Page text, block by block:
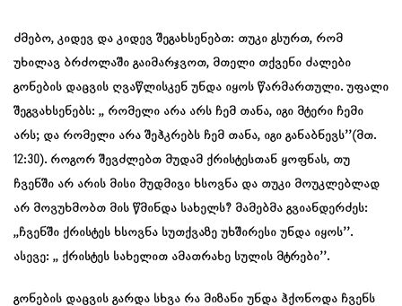
ძმებო, კიდევ და კიდევ შეგახსენებთ: თუკი გსურთ, რომ
უხილავ ბრძოლაში გაიმარჯვოთ, მთელი თქვენი ძალები
გონების დაცვის ღვაწლისკენ უნდა იყოს წარმართული. უფალი
შეგვახსენებს: ,, რომელი არა არს ჩემ თანა, იგი მტერი ჩემი
არს; და რომელი არა შეჰკრებს ჩემ თანა, იგი განაბნევს’’(მთ.
12:30). როგორ შევძლებთ მუდამ ქრისტესთან ყოფნას, თუ
ჩვენში არ არის მისი მუდმივი ხსოვნა და თუკი მოუკლებლად
არ მოვუხმობთ მის წმინდა სახელს? მამებმა გვიანდერძეს:
,,ჩვენში ქრისტეს ხსოვნა სუთქვაზე უხშირესი უნდა იყოს’’.
ასევე: ,, ქრისტეს სახელით ამათრახე სულის მტრები’’.
გონების დაცვის გარდა სხვა რა მიზანი უნდა ჰქონოდა ჩვენს